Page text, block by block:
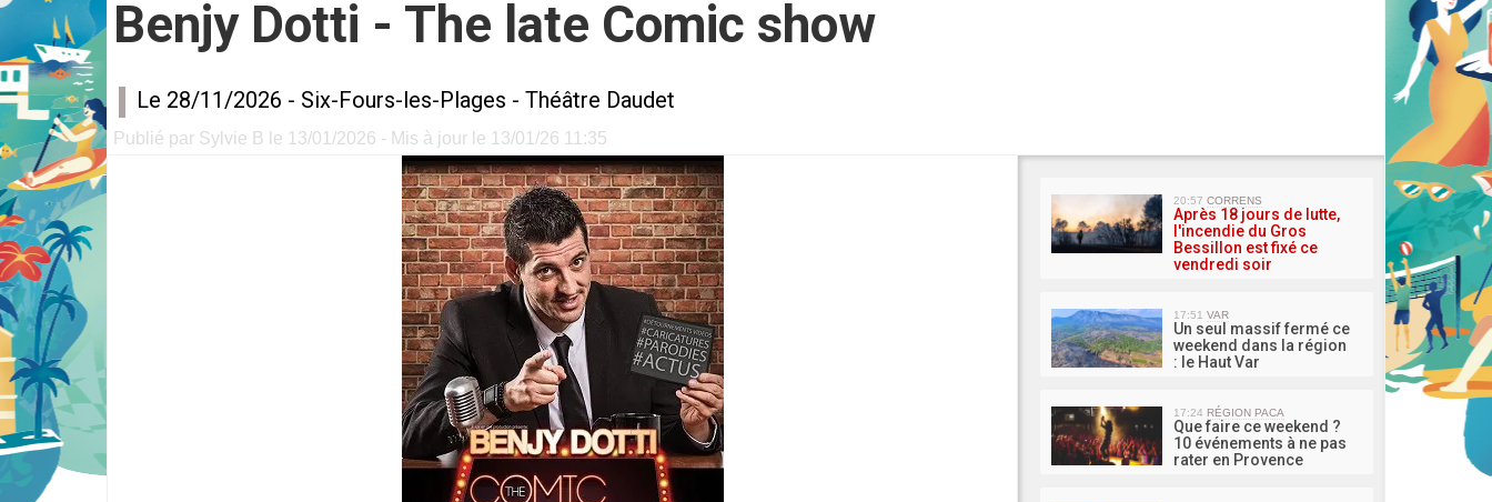
Benjy Dotti - The late Comic show
Le 28/11/2026 - Six-Fours-les-Plages - Théâtre Daudet
Publié par Sylvie B le 13/01/2026 - Mis à jour le 13/01/26 11:35
MA
20:57 CORRENS
Après 18 jours de lutte,
l'incendie du Gros
Bessillon est fixé ce
vendredi soir
17:51 VAR
Un seul massif fermé ce
weekend dans la région
: le Haut Var
17:24 RÉGION PACA
Que faire ce weekend ?
10 événements à ne pas
rater en Provence